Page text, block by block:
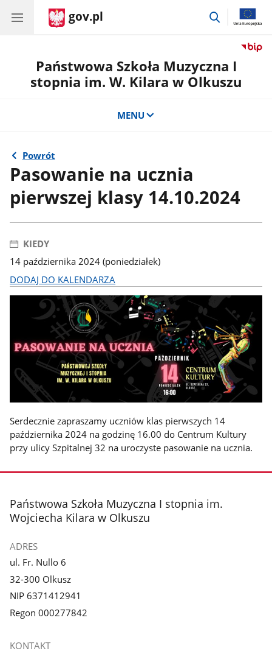
gov.pl
przejdź
Państwowa Szkoła Muzyczna I
stopnia im. W. Kilara w Olkuszu
MENU
Powrót
Pasowanie na ucznia
pierwszej klasy 14.10.2024
KIEDY
14 października 2024 (poniedziałek)
DODAJ DO KALENDARZA
Serdecznie zapraszamy uczniów klas pierwszych 14
października 2024 na godzinę 16.00 do Centrum Kultury
przy ulicy Szpitalnej 32 na uroczyste pasowanie na ucznia.
stopka
Państwowa Szkoła Muzyczna I stopnia im.
Wojciecha Kilara w Olkuszu
ADRES
ul. Fr. Nullo 6
32-300 Olkusz
NIP 6371412941
Regon 000277842
KONTAKT